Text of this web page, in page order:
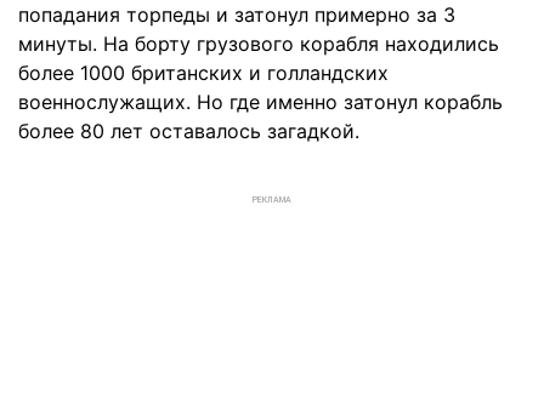
попадания торпеды и затонул примерно за 3
минуты. На борту грузового корабля находились
более 1000 британских и голландских
военнослужащих. Но где именно затонул корабль
более 80 лет оставалось загадкой.
РЕКЛАМА